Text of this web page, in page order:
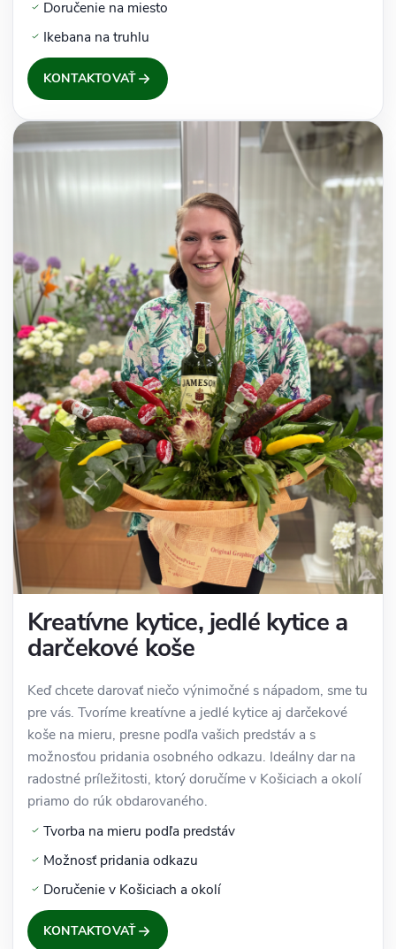
Doručenie na miesto
Ikebana na truhlu
KONTAKTOVAŤ
Kreatívne kytice, jedlé kytice a
darčekové koše
Keď chcete darovať niečo výnimočné s nápadom, sme tu
pre vás. Tvoríme kreatívne a jedlé kytice aj darčekové
koše na mieru, presne podľa vašich predstáv a s
možnosťou pridania osobného odkazu. Ideálny dar na
radostné príležitosti, ktorý doručíme v Košiciach a okolí
priamo do rúk obdarovaného.
Tvorba na mieru podľa predstáv
Možnosť pridania odkazu
Doručenie v Košiciach a okolí
KONTAKTOVAŤ